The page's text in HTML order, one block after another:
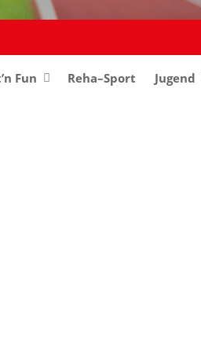
Fun Reha–Sport Jugend